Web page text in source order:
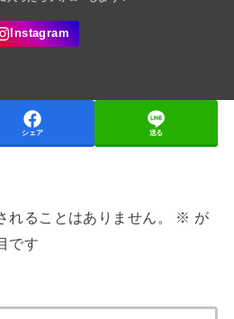
シェア 送る
れることはありません。 ※ が
です